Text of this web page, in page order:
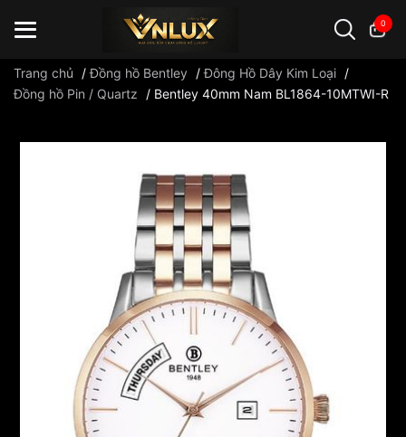
0
Trang chủ /Đồng hồ Bentley /Đông Hồ Dây Kim Loại /
Đồng hồ Pin / Quartz
/ Bentley 40mm Nam BL1864-10MTWI-R